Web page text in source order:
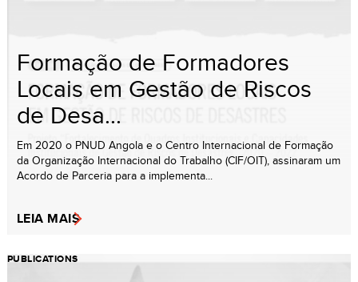
Formação de Formadores
Locais em Gestão de Riscos
de Desa...
Em 2020 o PNUD Angola e o Centro Internacional de Formação
da Organização Internacional do Trabalho (CIF/OIT), assinaram um
Acordo de Parceria para a implementa...
LEIA MAIS
PUBLICATIONS